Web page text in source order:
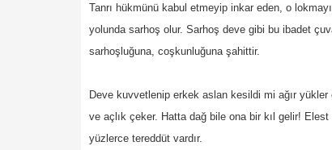
Tanrı hükmünü kabul etmeyip inkar eden, o
yolunda sarhoş olur. Sarhoş deve gibi bu ibadet
sarhoşluğuna, coşkunluğuna şahittir.
Deve kuvvetlenip erkek aslan kesildi mi ağır
ve açlık çeker. Hatta dağ bile ona bir kıl gelir!
yüzlerce tereddüt vardır.